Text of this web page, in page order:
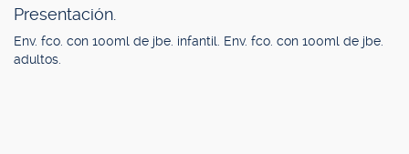
Presentación.
Env. fco. con 100ml de jbe. infantil. Env. fco. con 100ml de jbe.
adultos.